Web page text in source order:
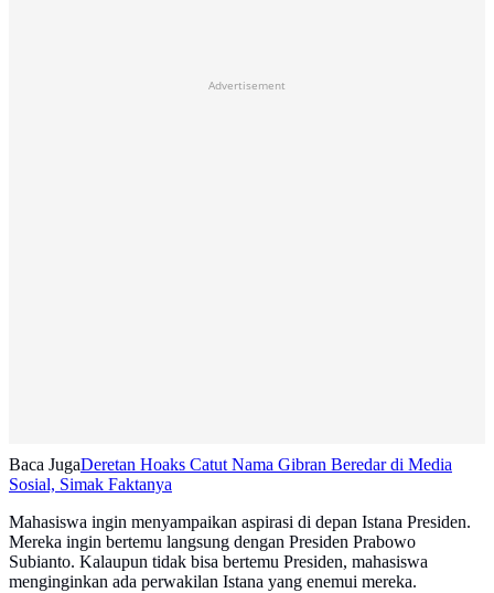
Advertisement
Baca JugaDeretan Hoaks Catut Nama Gibran Beredar di Media
Sosial, Simak Faktanya
Mahasiswa ingin menyampaikan aspirasi di depan Istana Presiden.
Mereka ingin bertemu langsung dengan Presiden Prabowo
Subianto. Kalaupun tidak bisa bertemu Presiden, mahasiswa
menginginkan ada perwakilan Istana yang enemui mereka.